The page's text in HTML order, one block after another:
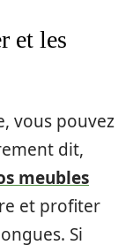
et les
vous pouvez
dit,
meubles
et profiter
Si